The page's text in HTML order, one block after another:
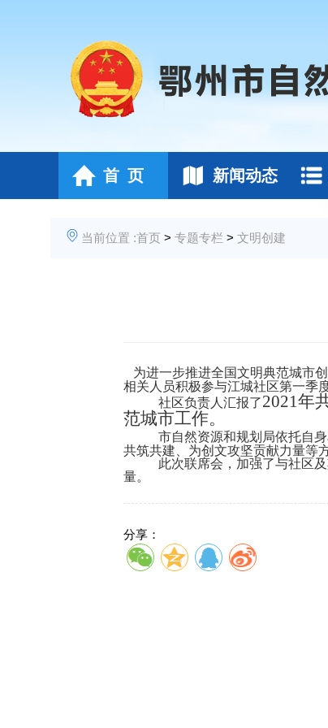
首 页 新闻动态
当前位置 :首页 > 专题专栏 > 文明创建
为进一步推进全国文明典范城市
相关人员积极参与江城社区第一季
社区负责人 汇报了2021年
范城市工作。
市自然资源和规划局依托自
共筑共建、为创文攻坚贡献力量等
此次联席会，加强了与社区
量。
分享：